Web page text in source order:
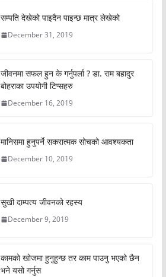
सम्पति देखेको पाइदैन पाइन्छ मात्र लेखेको
December 31, 2019
जीवनमा सफल हुन के गर्नुपर्ला ? डा. राम बहादुर
बोहराका उपयोगी टिप्सहरु
December 16, 2019
मानिसमा हुनुपर्ने सकरात्मक सोचको आवश्यकता
December 10, 2019
सुखी दाम्पत्य जीवनको रहस्य
December 9, 2019
कामको खोजमा हुनुहुन्छ तर काम पाउनु भएको छैन
भने यसो गर्नुस